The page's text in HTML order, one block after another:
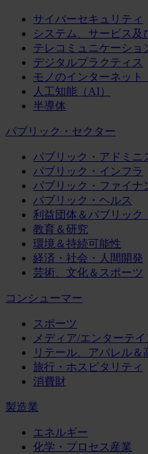
サイバーセキュリティ
システム、サービス及
テレコミュニケーショ
デジタルプラクティス
モノのインターネット
人工知能（AI）
半導体
パブリック・セクター
パブリック・アドミニ
パブリック・インフラ
パブリック・ファイナ
パブリック・ヘルス
利益団体＆パブリック
教育＆研究
環境＆持続可能性
経済・社会・人間開発
芸術、文化＆スポーツ
コンシューマー
スポーツ
メディア/エンターテ
リテール、アパレル＆
旅行・ホスピタリティ
消費財
製造業
エネルギー
化学・プロセス産業